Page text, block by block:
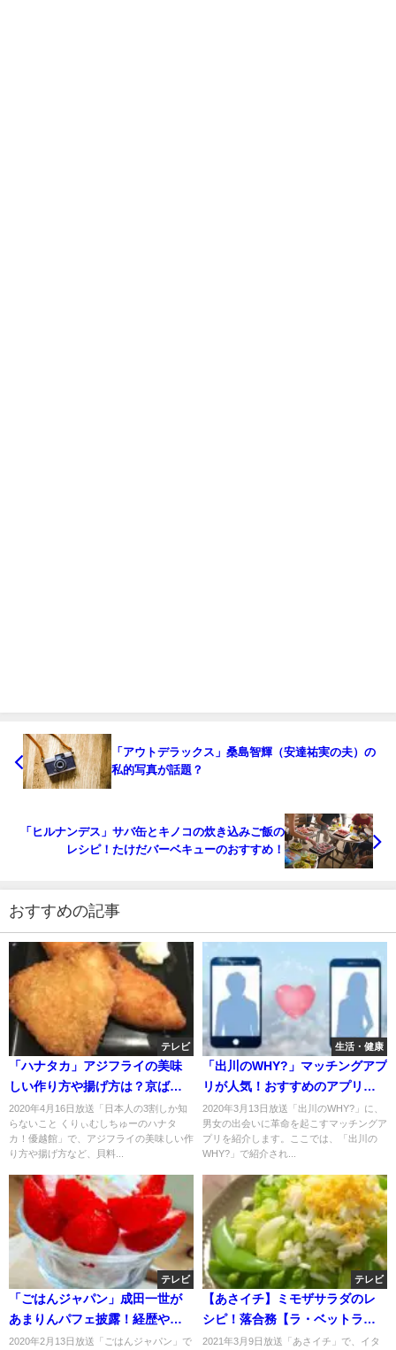
「アウトデラックス」桑島智輝（安達祐実の夫）の
私的写真が話題？
「ヒルナンデス」サバ缶とキノコの炊き込みご飯の
レシピ！たけだバーベキューのおすすめ！
おすすめの記事
テレビ
「ハナタカ」アジフライの美味
しい作り方や揚げ方は？京ばし
松輪が伝授！
2020年4月16日放送「日本人の3割しか知
らないこと くりぃむしちゅーのハナタ
カ！優越館」で、アジフライの美味しい作
り方や揚げ方など、貝料...
生活・健康
「出川のWHY?」マッチングアプ
リが人気！おすすめのアプリ
は？
2020年3月13日放送「出川のWHY?」に、
男女の出会いに革命を起こすマッチングア
プリを紹介します。ここでは、「出川の
WHY?」で紹介され...
テレビ
「ごはんジャパン」成田一世が
あまりんパフェ披露！経歴やお
店「Scene KAZUTOSHI
2020年2月13日放送「ごはんジャパン」で
テレビ
【あさイチ】ミモザサラダのレ
シピ！落合務【ラ・ベットラ・
ダ・オチアイ】3月9日
2021年3月9日放送「あさイチ」で、イタ